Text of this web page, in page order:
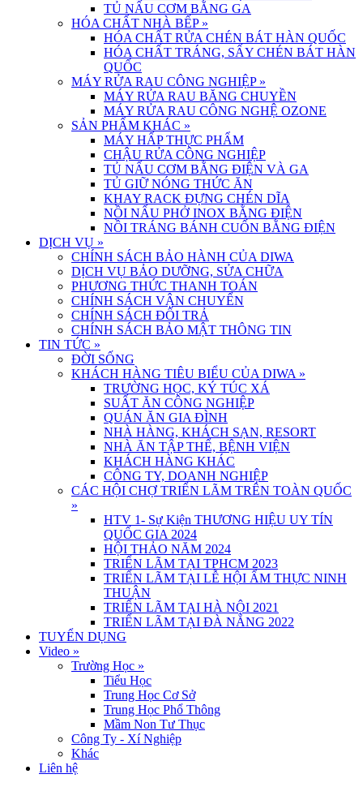
TỦ NẤU CƠM BẰNG GA
HÓA CHẤT NHÀ BẾP »
HÓA CHẤT RỬA CHÉN BÁT HÀN QUỐC
HÓA CHẤT TRÁNG, SẤY CHÉN BÁT HÀN
QUỐC
MÁY RỬA RAU CÔNG NGHIỆP »
MÁY RỬA RAU BĂNG CHUYỀN
MÁY RỬA RAU CÔNG NGHỆ OZONE
SẢN PHẨM KHÁC »
MÁY HẤP THỰC PHẨM
CHẬU RỬA CÔNG NGHIỆP
TỦ NẤU CƠM BẰNG ĐIỆN VÀ GA
TỦ GIỮ NÓNG THỨC ĂN
KHAY RACK ĐỰNG CHÉN DĨA
NỒI NẤU PHỞ INOX BẰNG ĐIỆN
NỒI TRÁNG BÁNH CUỐN BẰNG ĐIỆN
DỊCH VỤ »
CHÍNH SÁCH BẢO HÀNH CỦA DIWA
DỊCH VỤ BẢO DƯỠNG, SỬA CHỮA
PHƯƠNG THỨC THANH TOÁN
CHÍNH SÁCH VẬN CHUYỂN
CHÍNH SÁCH ĐỔI TRẢ
CHÍNH SÁCH BẢO MẬT THÔNG TIN
TIN TỨC »
ĐỜI SỐNG
KHÁCH HÀNG TIÊU BIỂU CỦA DIWA »
TRƯỜNG HỌC, KÝ TÚC XÁ
SUẤT ĂN CÔNG NGHIỆP
QUÁN ĂN GIA ĐÌNH
NHÀ HÀNG, KHÁCH SẠN, RESORT
NHÀ ĂN TẬP THỂ, BỆNH VIỆN
KHÁCH HÀNG KHÁC
CÔNG TY, DOANH NGHIỆP
CÁC HỘI CHỢ TRIỂN LÃM TRÊN TOÀN QUỐC
»
HTV 1- Sự Kiện THƯƠNG HIỆU UY TÍN
QUỐC GIA 2024
HỘI THẢO NĂM 2024
TRIỂN LÃM TẠI TPHCM 2023
TRIỂN LÃM TẠI LỄ HỘI ẨM THỰC NINH
THUẬN
TRIỂN LÃM TẠI HÀ NỘI 2021
TRIỂN LÃM TẠI ĐÀ NẴNG 2022
TUYỂN DỤNG
Video »
Trường Học »
Tiểu Học
Trung Học Cơ Sở
Trung Học Phổ Thông
Mầm Non Tư Thục
Công Ty - Xí Nghiệp
Khác
Liên hệ